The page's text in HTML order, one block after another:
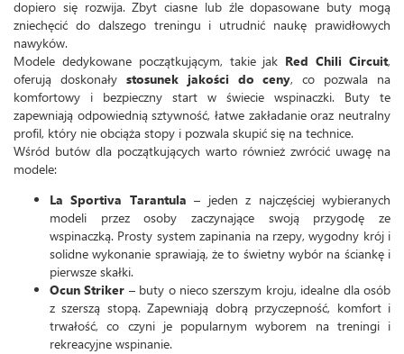
dopiero się rozwija. Zbyt ciasne lub źle dopasowane buty mogą
zniechęcić do dalszego treningu i utrudnić naukę prawidłowych
nawyków.
Modele dedykowane początkującym, takie jak Red Chili Circuit,
oferują doskonały stosunek jakości do ceny, co pozwala na
komfortowy i bezpieczny start w świecie wspinaczki. Buty te
zapewniają odpowiednią sztywność, łatwe zakładanie oraz neutralny
profil, który nie obciąża stopy i pozwala skupić się na technice.
Wśród butów dla początkujących warto również zwrócić uwagę na
modele:
La Sportiva Tarantula – jeden z najczęściej wybieranych
modeli przez osoby zaczynające swoją przygodę ze
wspinaczką. Prosty system zapinania na rzepy, wygodny krój i
solidne wykonanie sprawiają, że to świetny wybór na ściankę i
pierwsze skałki.
Ocun Striker – buty o nieco szerszym kroju, idealne dla osób
z szerszą stopą. Zapewniają dobrą przyczepność, komfort i
trwałość, co czyni je popularnym wyborem na treningi i
rekreacyjne wspinanie.